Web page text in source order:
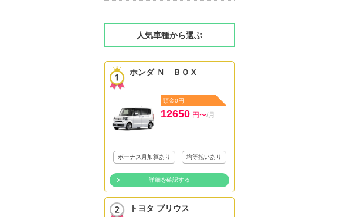
人気車種から選ぶ
ホンダ Ｎ ＢＯＸ
頭金0円
12650 円〜/月
ボーナス月加算あり 均等払いあり
詳細を確認する
トヨタ プリウス